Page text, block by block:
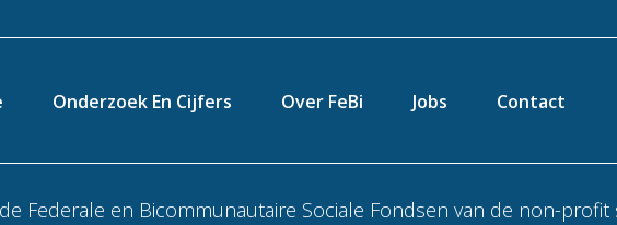
Onderzoek En Cijfers Over FeBi Jobs Contact
Federale en Bicommunautaire Sociale Fondsen van de non-profit